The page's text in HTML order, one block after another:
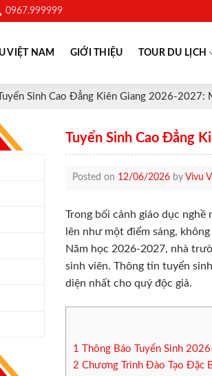
0967.999999
VIỆT NAM GIỚI THIỆU TOUR DU LỊCH
Tuyển Sinh Cao Đẳng Kiên Giang 2026-2027:
Tuyển Sinh Cao Đẳng
Posted on 12/06/2026 by Vivu
Trong bối cảnh giáo dục nghề
lên như một điểm sáng,
Năm học 2026-2027, nhà
sinh viên. Thông tin tuyển
diện nhất cho quý độc giả.
1 Thông Báo Tuyển Sinh
2 Chương Trình Đào Tạo Đặc